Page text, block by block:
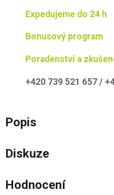
Expedujeme do 24 h
Bonusový program
Poradenství a
+420 739 521 657 /
Popis
Diskuze
Hodnocení